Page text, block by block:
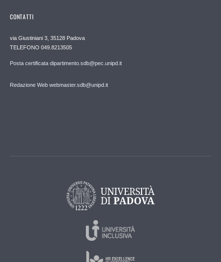
CONTATTI
via Giustiniani 3, 35128 Padova
TELEFONO 049.8213505
Posta certificata dipartimento.sdb@pec.unipd.it
Redazione Web webmaster.sdb@unipd.it